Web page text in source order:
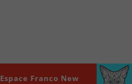
00:00
Espace Franco New